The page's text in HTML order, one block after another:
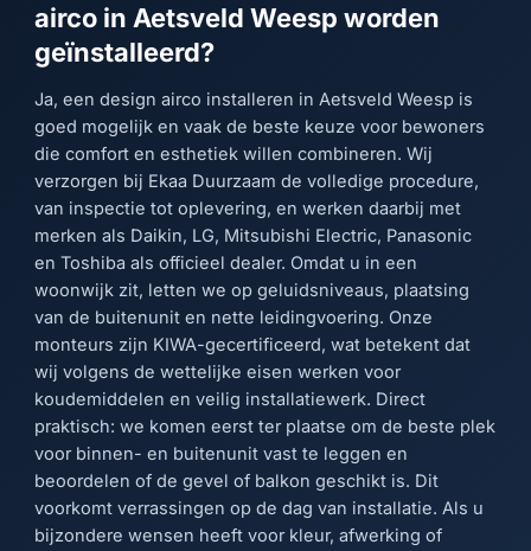
airco in Aetsveld Weesp worden
geïnstalleerd?
Ja, een design airco installeren in Aetsveld Weesp is
goed mogelijk en vaak de beste keuze voor bewoners
die comfort en esthetiek willen combineren. Wij
verzorgen bij Ekaa Duurzaam de volledige procedure,
van inspectie tot oplevering, en werken daarbij met
merken als Daikin, LG, Mitsubishi Electric, Panasonic
en Toshiba als officieel dealer. Omdat u in een
woonwijk zit, letten we op geluidsniveaus, plaatsing
van de buitenunit en nette leidingvoering. Onze
monteurs zijn KIWA-gecertificeerd, wat betekent dat
wij volgens de wettelijke eisen werken voor
koudemiddelen en veilig installatiewerk. Direct
praktisch: we komen eerst ter plaatse om de beste plek
voor binnen- en buitenunit vast te leggen en
beoordelen of de gevel of balkon geschikt is. Dit
voorkomt verrassingen op de dag van installatie. Als u
bijzondere wensen heeft voor kleur, afwerking of